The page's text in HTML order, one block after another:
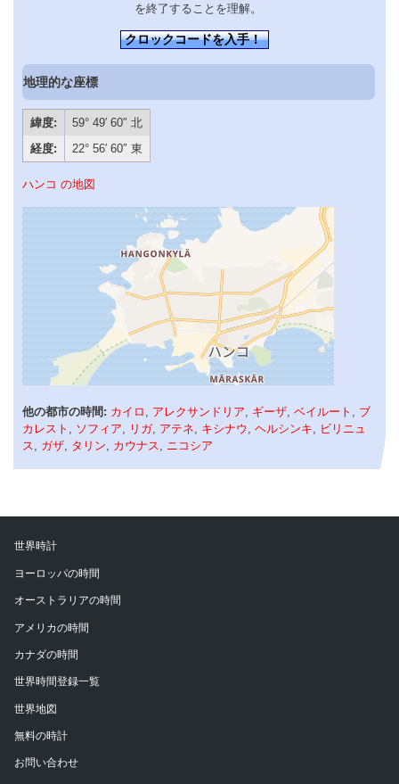
を終了することを理解。
クロックコードを入手！
地理的な座標
緯度:
59° 49′ 60″ 北
経度:
22° 56′ 60″ 東
ハンコ の地図
他の都市の時間: カイロ アレクサンドリア ギーザ ベイルート
ブ
カレスト
ソフィア リガ, アテネ キシナウ ヘルシンキ
ビリニュ
ス
ガザ タリン カウナス ニコシア
世界時計
ヨーロッパの時間
オーストラリアの時間
アメリカの時間
カナダの時間
世界時間登録一覧
世界地図
無料の時計
お問い合わせ